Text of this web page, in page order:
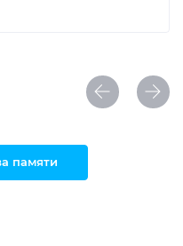
памяти